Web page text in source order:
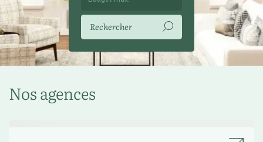
Rechercher
Nos agences